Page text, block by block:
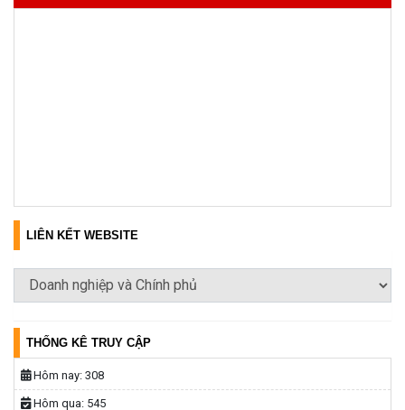
LIÊN KẾT WEBSITE
THỐNG KÊ TRUY CẬP
Hôm nay: 308
Hôm qua: 545